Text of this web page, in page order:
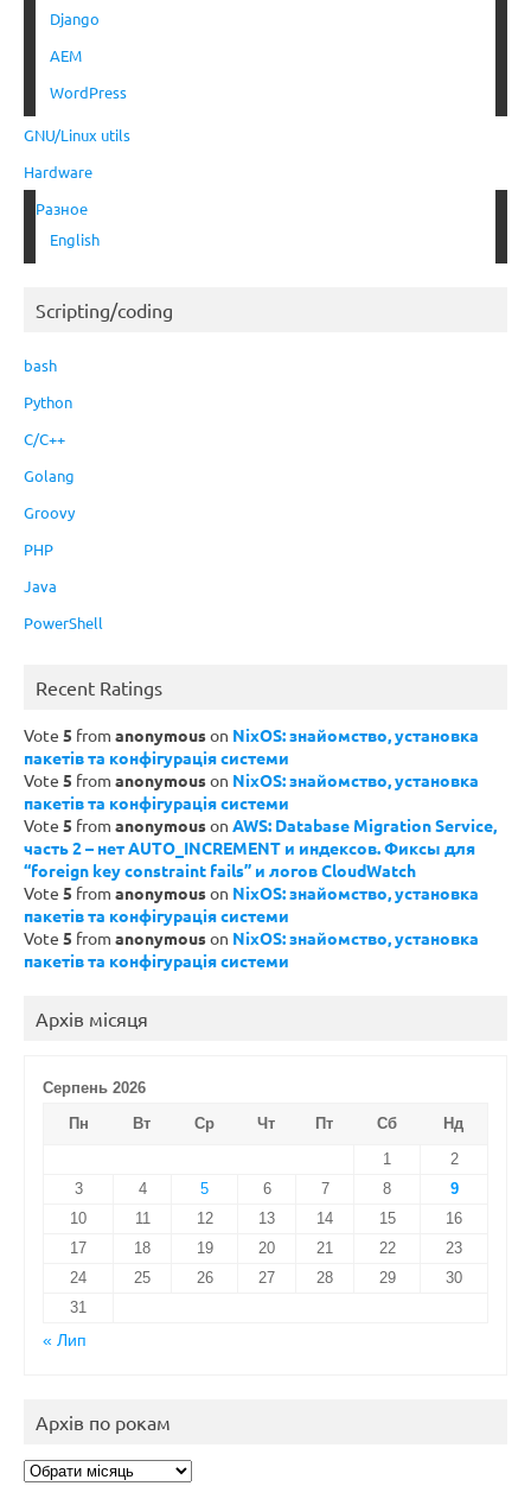
Django
AEM
WordPress
GNU/Linux utils
Hardware
Разное
English
Scripting/coding
bash
Python
C/C++
Golang
Groovy
PHP
Java
PowerShell
Recent Ratings
Vote 5 from anonymouson NixOS: знайомство, установка
пакетів та конфігурація системи
Vote 5 from anonymouson NixOS: знайомство, установка
пакетів та конфігурація системи
Vote 5 from anonymouson AWS: Database Migration Service,
часть 2 – нет AUTO_INCREMENT и индексов. Фиксы для
“foreign key constraint fails” и логов CloudWatch
Vote 5 from anonymouson NixOS: знайомство, установка
пакетів та конфігурація системи
Vote 5 from anonymouson NixOS: знайомство, установка
пакетів та конфігурація системи
Архів місяця
Серпень 2026
Пн
Вт Ср Чт Пт Сб
Нд
1
2
3
4 5 6 7 8
9
10
11 12 13 14 15
16
17
18 19 20 21 22
23
24
25 26 27 28 29
30
31
« Лип
Архів по рокам
Архів